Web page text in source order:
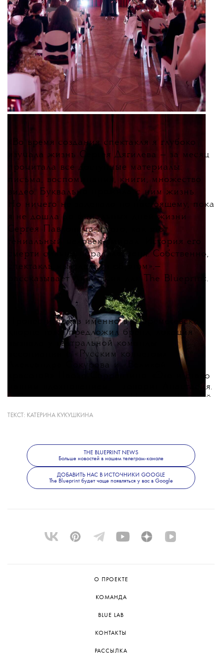
Во время создания спектакля я глубоко
изучала жизнь Сергея Дягилева — за месяц
прочитала все доступные материалы:
письма, воспоминания, книги, множество
видео. Буквально прожила с ним жизнь.
Но ничего не задевало по-настоящему, пока
я не дошла до финальных дней жизни
Сергея Павловича и того, как этот
гениальный человек умирал. История его
смерти сильно поразила меня. Собственно,
спектакль мы сделали об этом »,—
рассказывает Анастасия для The Blueprint.
Провести показ именно в Шереметевском
дворце тоже предложил бренд: локация
вызвала у театральной команды
ассоциации с «Русским ковчегом»
Александра Сокурова и «Великой
красотой» Паоло Соррентино. «Это и стало
нашим вдохновением, — говорит Анастасия.
— С художником по свету Наташей Тузовой
во дворце, создать максимум интимности
сценографию: так, красный бархатный
занавес Белого зала с направленным
светом рифмовался с эстетикой Дэвида
Линча».
и следующих показов пока не планируется.
ТЕКСТ: КАТЕРИНА КУКУШКИНА
THE BLUEPRINT NEWS
Больше новостей в нашем телеграм-канале
ДОБАВИТЬ НАС В ИСТОЧНИКИ GOOGLE
The Blueprint будет чаще появляться у вас в Google
О ПРОЕКТЕ
КОМАНДА
BLUE LAB
КОНТАКТЫ
РАССЫЛКА